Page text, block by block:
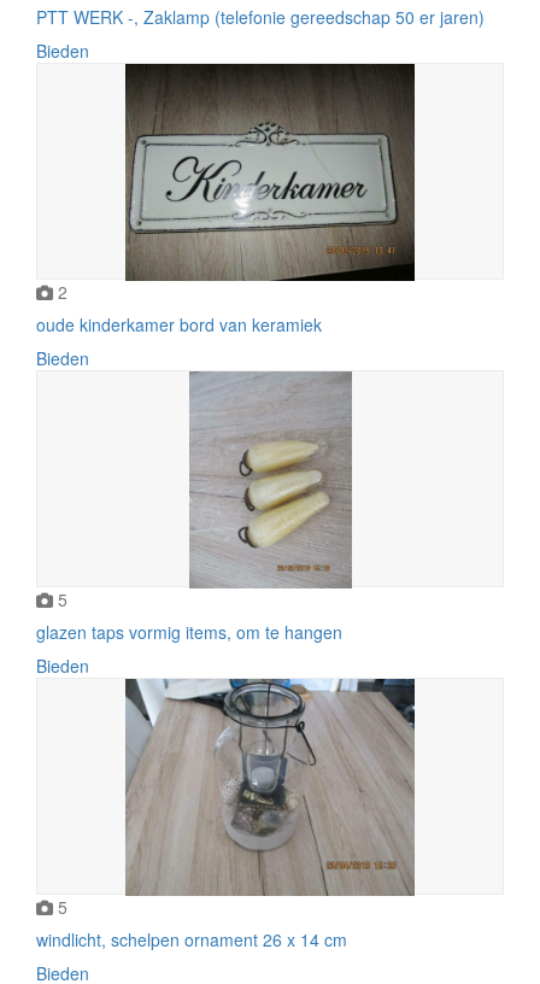
PTT WERK -, Zaklamp (telefonie gereedschap 50 er jaren)
Bieden
2
oude kinderkamer bord van keramiek
Bieden
5
glazen taps vormig items, om te hangen
Bieden
5
windlicht, schelpen ornament 26 x 14 cm
Bieden